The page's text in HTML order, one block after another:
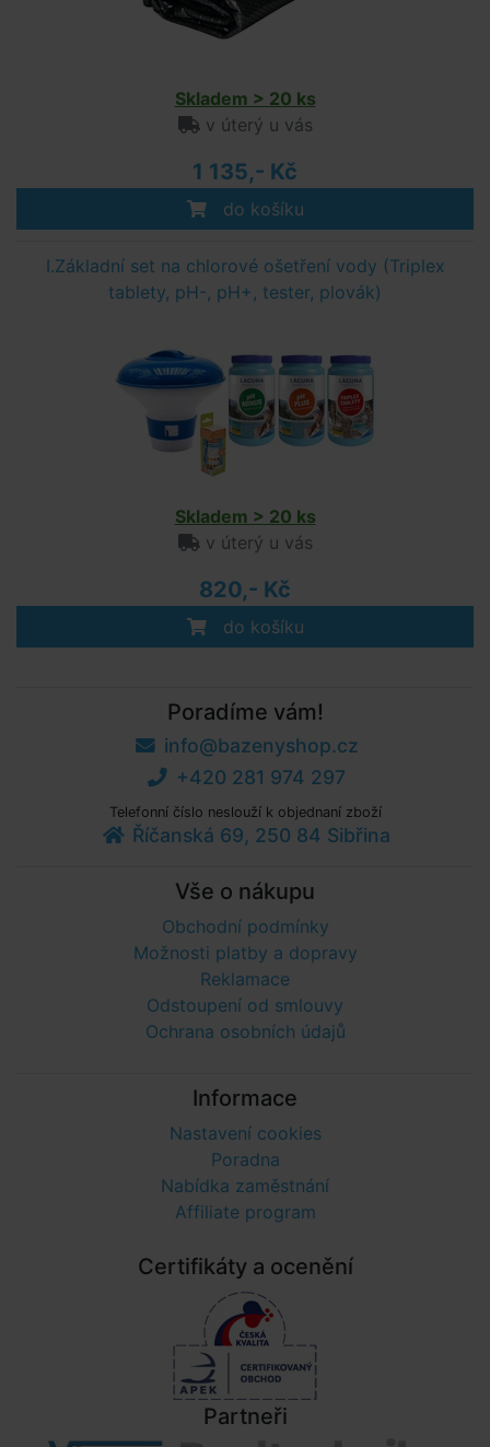
Skladem > 20 ks
v úterý u vás
1 135,- Kč
do košíku
I.Základní set na chlorové ošetření vody (Triplex
tablety, pH-, pH+, tester, plovák)
Skladem > 20 ks
v úterý u vás
820,- Kč
do košíku
Poradíme vám!
info@bazenyshop.cz
+420 281 974 297
Telefonní číslo neslouží k objednaní zboží
Říčanská 69, 250 84 Sibřina
Vše o nákupu
Obchodní podmínky
Možnosti platby a dopravy
Reklamace
Odstoupení od smlouvy
Ochrana osobních údajů
Informace
Nastavení cookies
Poradna
Nabídka zaměstnání
Affiliate program
Certifikáty a ocenění
Partneři